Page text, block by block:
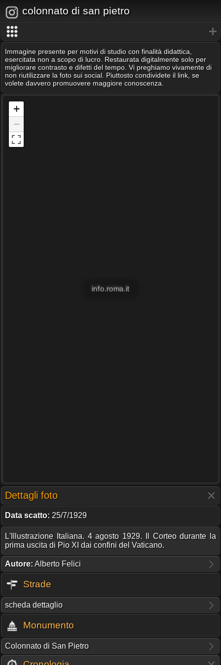
colonnato di san pietro
Immagine presente per motivi di studio con finalità didattica,
esercitata non a scopo di lucro. Restaurata digitalmente solo per
migliorare contrasto e difetti del tempo. Vi preghiamo vivamente di
non riutilizzare la foto sui social. Piuttosto condividete il link, se
volete davvero promuovere maggiore conoscenza.
+
−
info.roma.it
Dettagli foto
Data scatto: 25/7/1929
L'Illustrazione Italiana. 4 agosto 1929. Il Corteo durante la
prima uscita di Pio XI dai confini del Vaticano.
Autore:Alberto Felici
Strade
scheda dettaglio
Monumento
Colonnato di San Pietro